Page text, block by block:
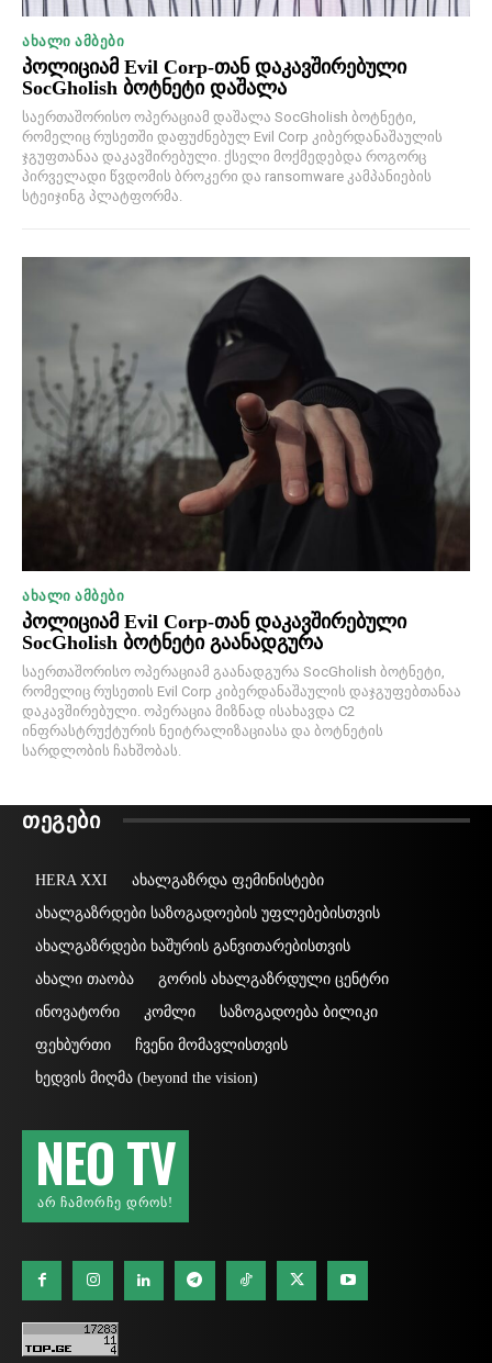
ᲐᲮᲐᲚᲘ ᲐᲛᲑᲔᲑᲘ
პოლიციამ Evil Corp-თან დაკავშირებული
SocGholish ბოტნეტი დაშალა
საერთაშორისო ოპერაციამ დაშალა SocGholish ბოტნეტი,
რომელიც რუსეთში დაფუძნებულ Evil Corp კიბერდანაშაულის
ჯგუფთანაა დაკავშირებული. ქსელი მოქმედებდა როგორც
პირველადი წვდომის ბროკერი და ransomware კამპანიების
სტეიჯინგ პლატფორმა.
ᲐᲮᲐᲚᲘ ᲐᲛᲑᲔᲑᲘ
პოლიციამ Evil Corp-თან დაკავშირებული
SocGholish ბოტნეტი გაანადგურა
საერთაშორისო ოპერაციამ გაანადგურა SocGholish ბოტნეტი,
რომელიც რუსეთის Evil Corp კიბერდანაშაულის დაჯგუფებთანაა
დაკავშირებული. ოპერაცია მიზნად ისახავდა C2
ინფრასტრუქტურის ნეიტრალიზაციასა და ბოტნეტის
სარდლობის ჩახშობას.
ᲗᲔᲒᲔᲑᲘ
HERA XXI
ახალგაზრდა ფემინისტები
ახალგაზრდები საზოგადოების უფლებებისთვის
ახალგაზრდები ხაშურის განვითარებისთვის
ახალი თაობა
გორის ახალგაზრდული ცენტრი
ინოვატორი
კომლი
საზოგადოება ბილიკი
ფეხბურთი
ჩვენი მომავლისთვის
ხედვის მიღმა (beyond the vision)
NEO TV
ᲐᲠ ᲩᲐᲛᲝᲠᲩᲔ ᲓᲠᲝᲡ!